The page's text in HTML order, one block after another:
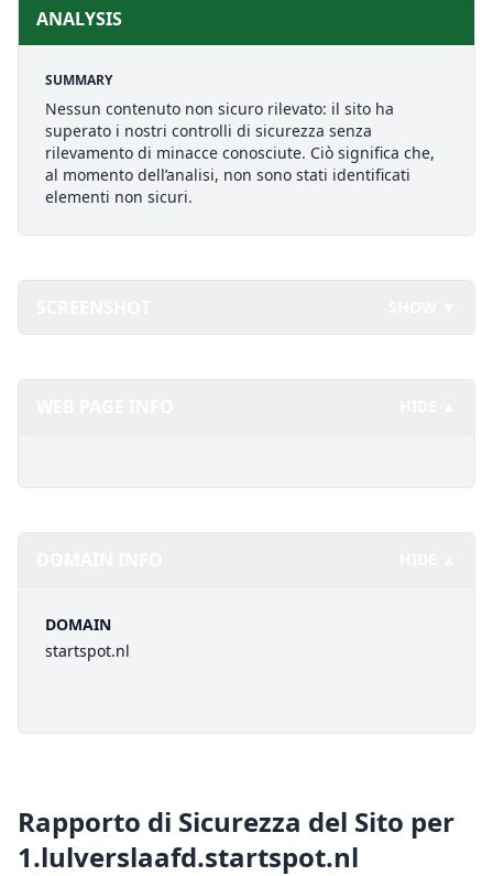
ANALYSIS
SUMMARY
Nessun contenuto non sicuro rilevato: il sito ha
superato i nostri controlli di sicurezza senza
rilevamento di minacce conosciute. Ciò significa che,
al momento dell’analisi, non sono stati identificati
elementi non sicuri.
DOMAIN
startspot.nl
Rapporto di Sicurezza del Sito per
1.lulverslaafd.startspot.nl